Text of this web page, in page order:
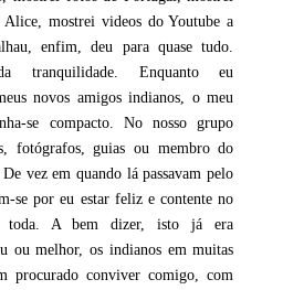
mostrei videos do Youtube a
enfim, deu para quase tudo.
tranquilidade. Enquanto eu
novos amigos indianos, o meu
se compacto. No nosso grupo
fotógrafos, guias ou membro do
vez em quando lá passavam pelo
se por eu estar feliz e contente no
toda. A bem dizer, isto já era
ou melhor, os indianos em muitas
procurado conviver comigo, com